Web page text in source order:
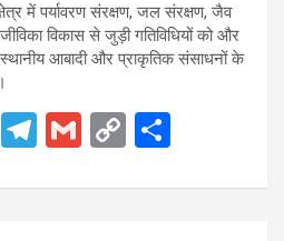
में पर्यावरण संरक्षण, जल संरक्षण, जैव
विकास से जुड़ी गतिविधियों को और
आबादी और प्राकृतिक संसाधनों के
X
T
e
G
ail
C
py ar